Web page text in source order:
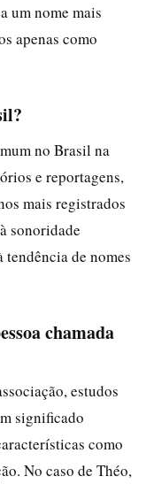
um nome mais
apenas como
no Brasil na
e reportagens,
mais registrados
sonoridade
de nomes
chamada
estudos
significado
como
No caso de Théo,